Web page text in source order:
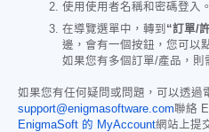
使用使用者名稱和密碼登入。
在導覽選單中，轉到 “訂單/
邊，會有一個按鈕，您可以
如果您有多個訂單/產品，則
如果您有任何疑問或問題，可以透過
support@enigmasoftware.com聯絡
EnigmaSoft 的 MyAccount網站上提